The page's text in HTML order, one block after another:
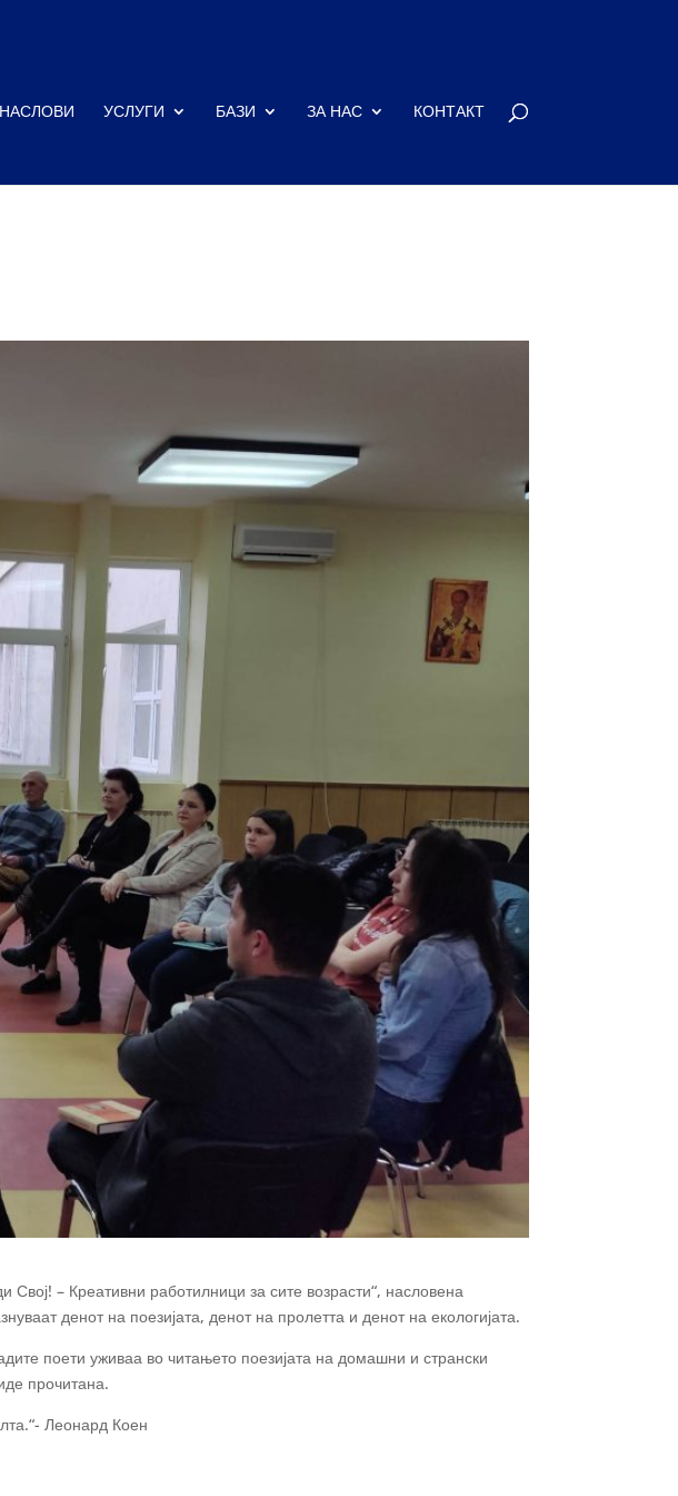
УСЛУГИ БАЗИ ЗА НАС КОНТАКТ
– Креативни работилници за сите возрасти“, насловена
денот на поезијата, денот на пролетта и денот на екологијата.
поети уживаа во читањето поезијата на домашни и странски
прочитана.
Леонард Коен